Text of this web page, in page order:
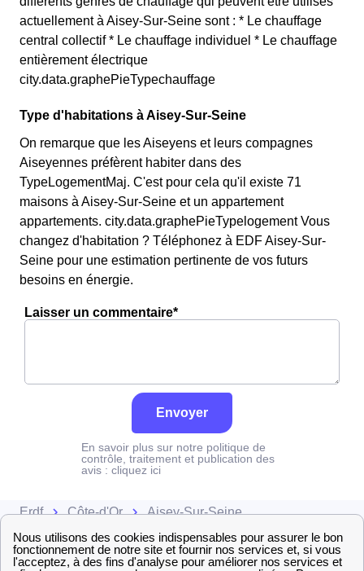
actuellement à Aisey-Sur-Seine sont : * Le chauffage
central collectif * Le chauffage individuel * Le chauffage
entièrement électrique
city.data.graphePieTypechauffage
Type d'habitations à Aisey-Sur-Seine
On remarque que les Aiseyens et leurs compagnes
Aiseyennes préfèrent habiter dans des
TypeLogementMaj. C'est pour cela qu'il existe 71
maisons à Aisey-Sur-Seine et un appartement
appartements. city.data.graphePieTypelogement Vous
changez d'habitation ? Téléphonez à EDF Aisey-Sur-
Seine pour une estimation pertinente de vos futurs
besoins en énergie.
Laisser un commentaire*
Envoyer
En savoir plus sur notre politique de
contrôle, traitement et publication des
avis : cliquez ici
Erdf Côte-d'Or Aisey-Sur-Seine